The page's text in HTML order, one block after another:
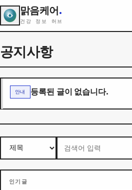
맑음케어.
건강 정보 허브
공지사항
안내 등록된 글이 없습니다.
인기글